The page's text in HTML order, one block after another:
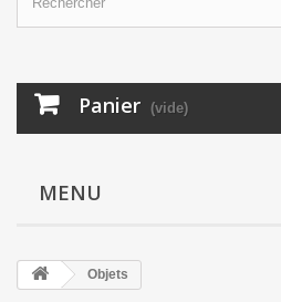
Panier (vide)
MENU
Objets